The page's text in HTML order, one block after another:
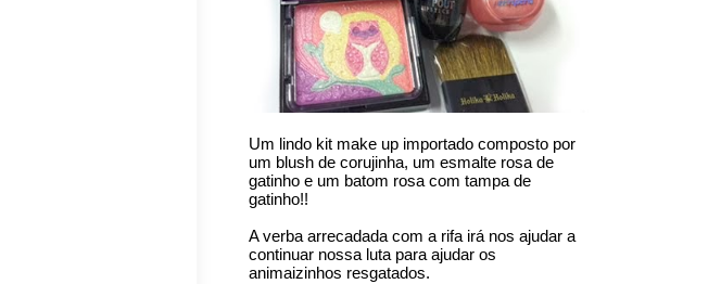
Um lindo kit make up importado composto por
um blush de corujinha, um esmalte rosa de
gatinho e um batom rosa com tampa de
gatinho!!
A verba arrecadada com a rifa irá nos ajudar a
continuar nossa luta para ajudar os
animaizinhos resgatados.